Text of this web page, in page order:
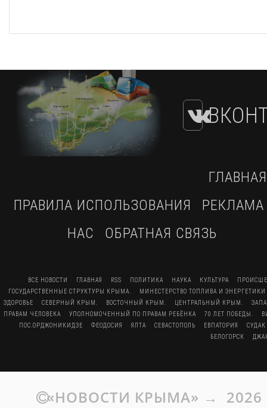
ГЛАВНАЯ
ПРАВИЛА ИСПОЛЬЗОВАНИЯ
РЕКЛАМА
НАС
ОБРАТНАЯ СВЯЗЬ
ВСЕ НОВОСТИ ГЛАВНАЯ RSS ПОЛИТИКА НАУКА КУЛЬТУРА
ГОСУДАРСТВЕННЫЕ СТРУКТУРЫ КРЫМА.
МИНЕСТЕРСТВО ТОПЛИВА И
ЗДОРОВЬЕ
СЕВЕРНЫЙ КРЫМ. ВОСТОЧНЫЙ КРЫМ. ЦЕНТРАЛЬНЫЙ КРЫМ.
ПРАВАМ ЧЕЛОВЕКА
УПОЛНОМОЧЕННЫЙ ПО ПРАВАМ РЕБЁНКА 70 ЛЕТ ПОБЕДЫ.
ПОС.ОРДЖОНИКИДЗЕ
ФЕОДОСИЯ ЯЛТА СЕВАСТОПОЛЬ ЕВПАТОРИЯ
СУДАК
БЕЛОГОРСК
«НОВОСТИ КРЫМА» → 2026